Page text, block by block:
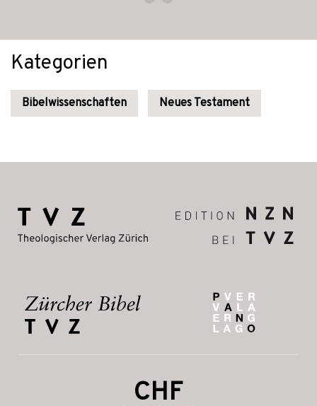
Kategorien
Bibelwissenschaften Neues Testament
CHF